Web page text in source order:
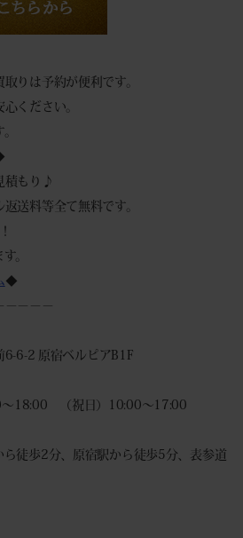
りは予約が便利です。
ください。
積もり♪
送料等全て無料です。
。
◆
－－－－
6-6-2 原宿ベルピアB1F
～18:00 （祝日）10:00～17:00
ら徒歩2分、原宿駅から徒歩5分、表参道